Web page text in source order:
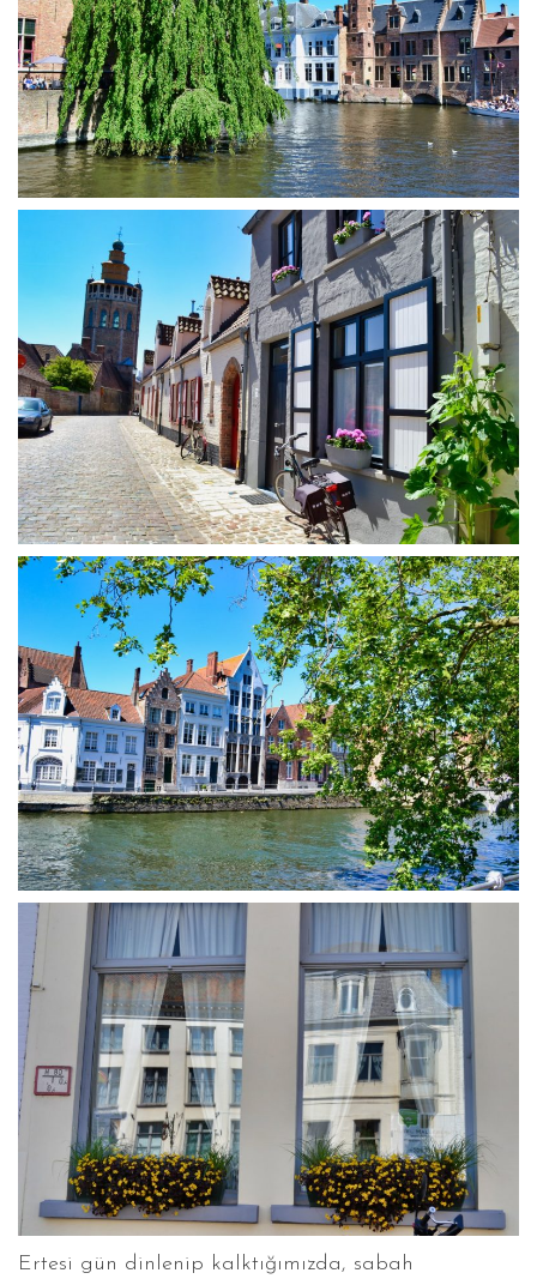
Ertesi gün dinlenip kalktığımızda, sabah